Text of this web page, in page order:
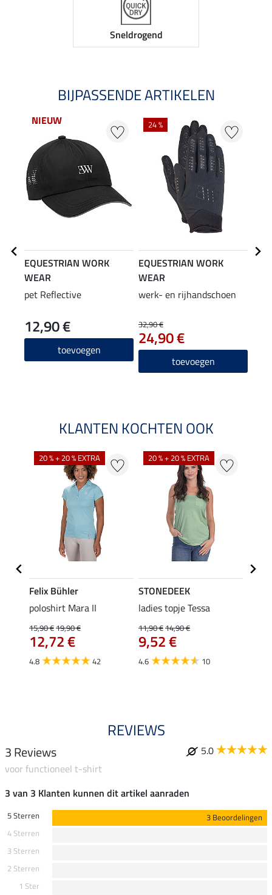
Sneldrogend
BIJPASSENDE ARTIKELEN
NIEUW
EQUESTRIAN WORK
WEAR
pet Reflective
12,90 €
toevoegen
24 %
EQUESTRIAN WORK
WEAR
werk- en rijhandschoen
32,90 €
24,90 €
toevoegen
KLANTEN KOCHTEN OOK
20 % + 20 % EXTRA
Felix Bühler
poloshirt Mara II
15,90 €19,90 €
12,72 €
4.8 42
20 % + 20 % EXTRA
STONEDEEK
ladies topje Tessa
11,90 €14,90 €
9,52 €
4.6 10
REVIEWS
3 Reviews
5.0
voor functioneel t-shirt
3 van 3 Klanten kunnen dit artikel aanraden
5 Sterren
3 Beoordelingen
4 Sterren
3 Sterren
2 Sterren
1 Ster